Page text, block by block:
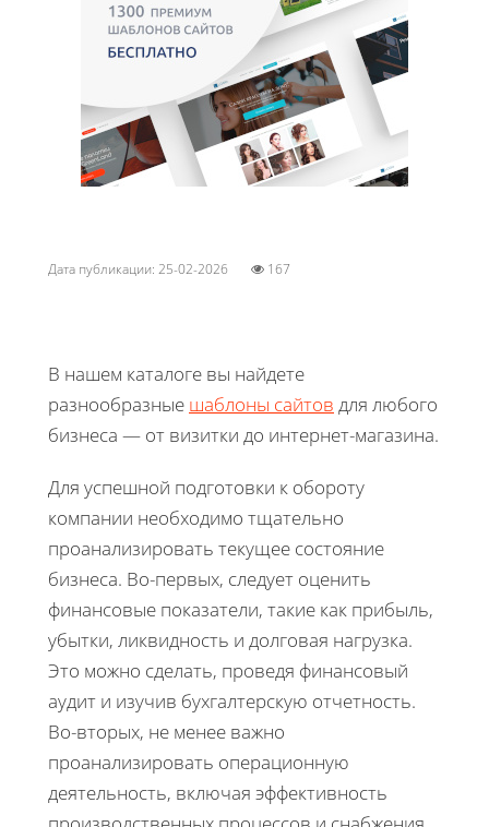
Дата публикации: 25-02-2026 167
В нашем каталоге вы найдете
разнообразные шаблоны сайтов для любого
бизнеса — от визитки до интернет-магазина.
Для успешной подготовки к обороту
компании необходимо тщательно
проанализировать текущее состояние
бизнеса. Во-первых, следует оценить
финансовые показатели, такие как прибыль,
убытки, ликвидность и долговая нагрузка.
Это можно сделать, проведя финансовый
аудит и изучив бухгалтерскую отчетность.
Во-вторых, не менее важно
проанализировать операционную
деятельность, включая эффективность